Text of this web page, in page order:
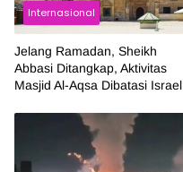
Internasional
Jelang Ramadan, Sheikh
Abbasi Ditangkap, Aktivitas
Masjid Al-Aqsa Dibatasi Israel